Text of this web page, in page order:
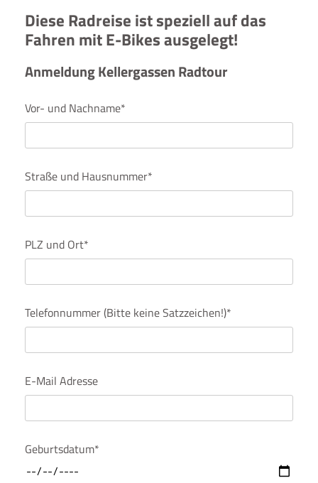
Diese Radreise ist speziell auf das
Fahren mit E-Bikes ausgelegt!
Anmeldung Kellergassen Radtour
Vor- und Nachname*
Straße und Hausnummer*
PLZ und Ort*
Telefonnummer (Bitte keine Satzzeichen!)*
E-Mail Adresse
Geburtsdatum*